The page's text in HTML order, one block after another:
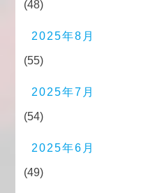
(48)
2025年8月
(55)
2025年7月
(54)
2025年6月
(49)